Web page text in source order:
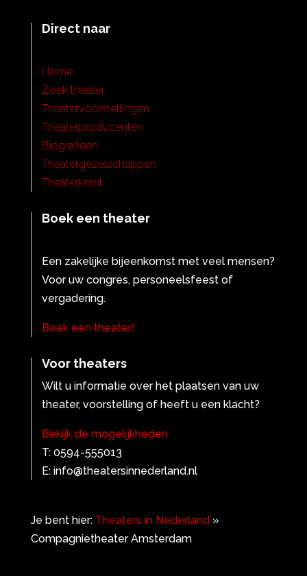
Direct naar
Home
Zoek theater
Theatervoorstellingen
Theaterproducenten
Biografieën
Theatergezelschappen
Theaterkrant
Boek een theater
Een zakelijke bijeenkomst met veel mensen?
Voor uw congres, personeelsfeest of
vergadering.
Boek een theater!
Voor theaters
Wilt u informatie over het plaatsen van uw
theater, voorstelling of heeft u een klacht?
Bekijk de mogelijkheden
T: 0594-555013
E: info@theatersinnederland.nl
Je bent hier: Theaters in Nederland»
Compagnietheater Amsterdam